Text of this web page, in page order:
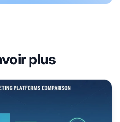
plus
le marketing d'affiliation en